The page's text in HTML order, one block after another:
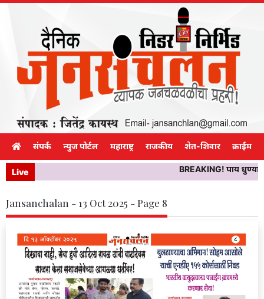
संपर्क न्युज पोर्टल महाराष्ट्र राजकीय शेत-शिवार क्राईम
Live BREAKING! पाय
Jansanchalan - 13 Oct 2025 - Page 8